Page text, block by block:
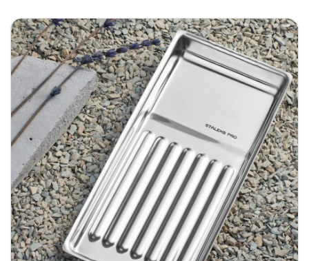
Werkwijze:
Aan de achterkant van de wegwerp pad zit een
plakrand, deze plakrand plakt u op de
pododisc van de Staleks. Als u klaar bent met uw
behandeling, kunt u op eenvoudige wijze de
gebruikte wegwerpvijl van de vijlhouder
aftrekken. Het wisselen van deze Staleks
wegwerp pads maakt het voor u mogelijk om
voor, tijdens en na uw nagelbehandeling steriel te
werken.